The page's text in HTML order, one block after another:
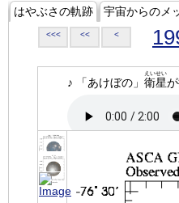
はやぶさの軌跡 宇宙からのメ
<<< << <
♪ 「あけぼの」 衛星
えいせい
が